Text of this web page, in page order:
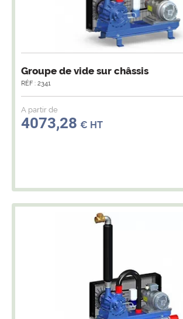
Groupe de vide sur châssis
RÉF : 2341
A partir de
4073,28 € HT